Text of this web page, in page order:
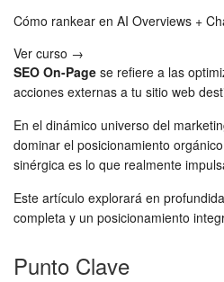
Cómo rankear en AI Overviews +
Ver curso →
SEO On-Page se refiere a las
acciones externas a tu sitio web
En el dinámico universo del
dominar el posicionamiento
sinérgica es lo que realmente
Este artículo explorará en
completa y un posicionamiento
Punto Clave